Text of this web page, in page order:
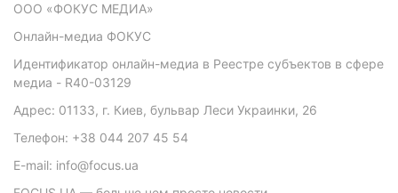
ООО «ФОКУС МЕДИА»
Онлайн-медиа ФОКУС
Идентификатор онлайн-медиа в Реестре субъектов в сфере
медиа - R40-03129
Адрес: 01133, г. Киев, бульвар Леси Украинки, 26
Телефон: +38 044 207 45 54
E-mail: info@focus.ua